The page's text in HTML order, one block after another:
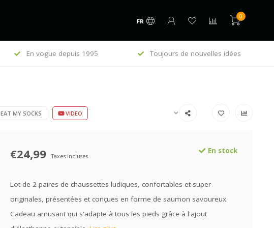
FR
0
En vogue depuis 1995 Toujours de nouvelles idées
EAT MY SOCKS VIDEO
€24,99 Taxes incluses
En stock
Lot de 2 paires de chaussettes ludiques, confortables et super
originales, présentées et conçues en forme de saumon savoureux.
Cadeau amusant qui s'adapte à tous les pieds grâce à l'ajout